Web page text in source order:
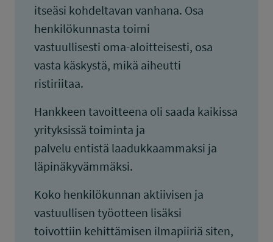
itseäsi kohdeltavan vanhana. Osa
henkilökunnasta toimi
vastuullisesti oma-aloitteisesti, osa
vasta käskystä, mikä aiheutti
ristiriitaa.
Hankkeen tavoitteena oli saada kaikissa
yrityksissä toiminta ja
palvelu entistä laadukkaammaksi ja
läpinäkyvämmäksi.
Koko henkilökunnan aktiivisen ja
vastuullisen työotteen lisäksi
toivottiin kehittämisen ilmapiiriä siten,